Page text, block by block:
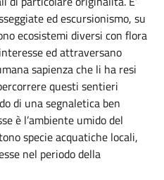
ed escursionismo, su
ecosistemi diversi con flora
ed attraversano
sapienza che li ha resi
questi sentieri
di una segnaletica ben
è l’ambiente umido del
specie acquatiche locali,
nel periodo della